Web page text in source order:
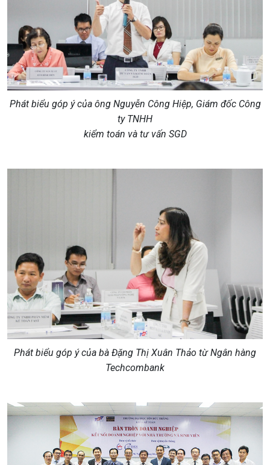
Phát biểu góp ý của ông Nguyễn Công Hiệp, Giám đốc Công
ty TNHH
kiểm toán và tư vấn SGD
Phát biểu góp ý của bà Đặng Thị Xuân Thảo từ Ngân hàng
Techcombank